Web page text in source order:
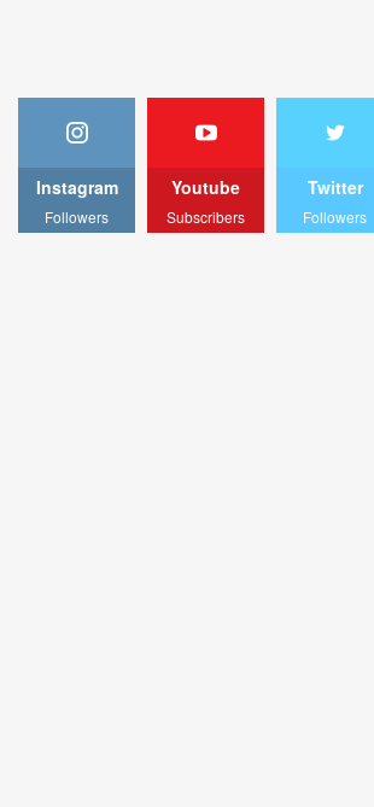
Twitter
Followers
Youtube
Subscribers
Instagram
Followers